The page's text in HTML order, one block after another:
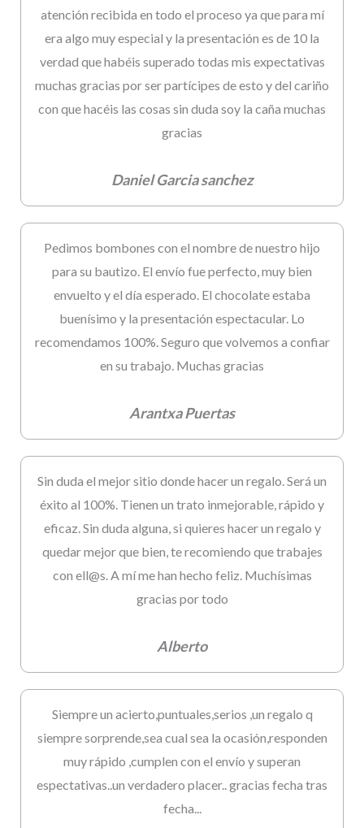
atención recibida en todo el proceso ya que para mí
era algo muy especial y la presentación es de 10 la
verdad que habéis superado todas mis expectativas
muchas gracias por ser partícipes de esto y del cariño
con que hacéis las cosas sin duda soy la caña muchas
gracias
Daniel Garcia sanchez
Pedimos bombones con el nombre de nuestro hijo
para su bautizo. El envío fue perfecto, muy bien
envuelto y el día esperado. El chocolate estaba
buenísimo y la presentación espectacular. Lo
recomendamos 100%. Seguro que volvemos a confiar
en su trabajo. Muchas gracias
Arantxa Puertas
Sin duda el mejor sitio donde hacer un regalo. Será un
éxito al 100%. Tienen un trato inmejorable, rápido y
eficaz. Sin duda alguna, si quieres hacer un regalo y
quedar mejor que bien, te recomiendo que trabajes
con ell@s. A mí me han hecho feliz. Muchísimas
gracias por todo
Alberto
Siempre un acierto,puntuales,serios ,un regalo q
siempre sorprende,sea cual sea la ocasión,responden
muy rápido ,cumplen con el envío y superan
espectativas..un verdadero placer.. gracias fecha tras
fecha...